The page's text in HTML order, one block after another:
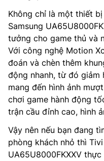
Không chỉ là một thiết
Samsung
tưởng cho game thủ và
Với công nghệ Motion
đoán và chèn thêm
động nhanh, từ đó giảm
mang đến hình ảnh
chơi game hành động
trận cầu đỉnh cao, hình
Vậy nên nếu bạn đang
phòng khách nhỏ thì
UA65U8000FKXXV